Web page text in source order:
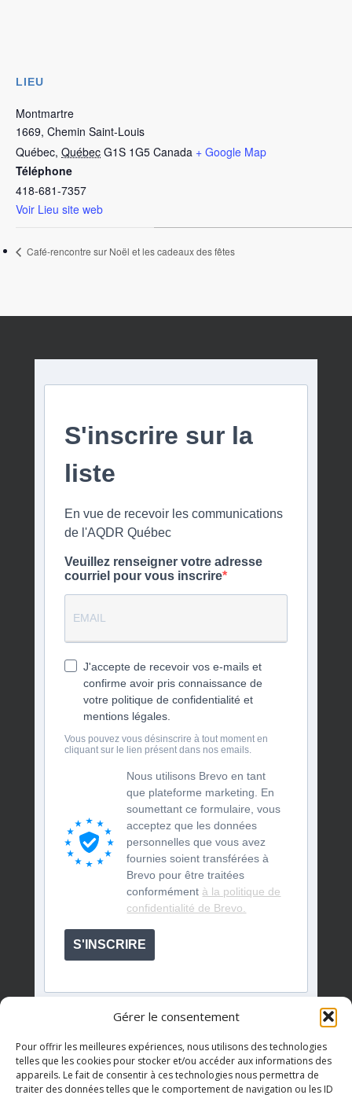
Gérer le consentement
Pour offrir les meilleures expériences, nous utilisons des technologies
telles que les cookies pour stocker et/ou accéder aux informations des
appareils. Le fait de consentir à ces technologies nous permettra de
traiter des données telles que le comportement de navigation ou les ID
LIEU
Montmartre
1669, Chemin Saint-Louis
Québec, Québec G1S 1G5 Canada + Google Map
Téléphone
418-681-7357
Voir Lieu site web
Café-rencontre sur Noël et les cadeaux des fêtes
S'inscrire sur la
liste
En vue de recevoir les communications
de l'AQDR Québec
Veuillez renseigner votre adresse
courriel pour vous inscrire
J'accepte de recevoir vos e-mails et
confirme avoir pris connaissance de
votre politique de confidentialité et
mentions légales.
Vous pouvez vous désinscrire à tout moment en
cliquant sur le lien présent dans nos emails.
Nous utilisons Brevo en tant
que plateforme marketing. En
soumettant ce formulaire, vous
acceptez que les données
personnelles que vous avez
fournies soient transférées à
Brevo pour être traitées
conformément à la politique de
confidentialité de Brevo.
S'INSCRIRE